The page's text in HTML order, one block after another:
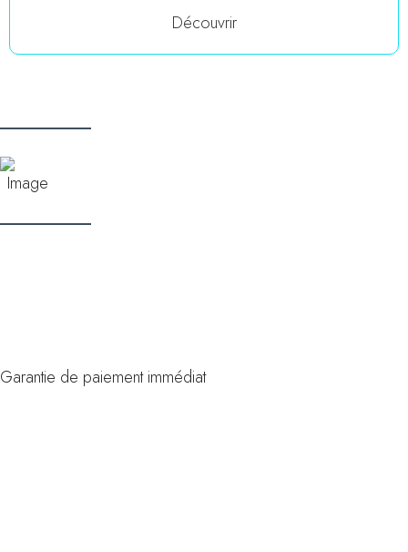
Découvrir
Garantie de paiement immédiat